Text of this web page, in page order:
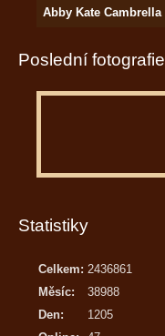
Abby Kate Cambrella
Poslední fotografie
Statistiky
Celkem: 2436861
Měsíc:
38988
Den:
1205